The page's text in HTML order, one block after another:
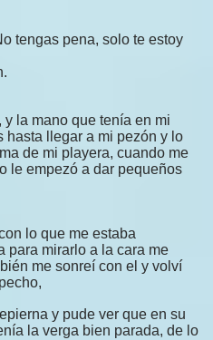
tengas pena, solo te estoy
la mano que tenía en mi
hasta llegar a mi pezón y lo
de mi playera, cuando me
le empezó a dar pequeños
lo que me estaba
para mirarlo a la cara me
me sonreí con el y volví
y pude ver que en su
la verga bien parada, de lo